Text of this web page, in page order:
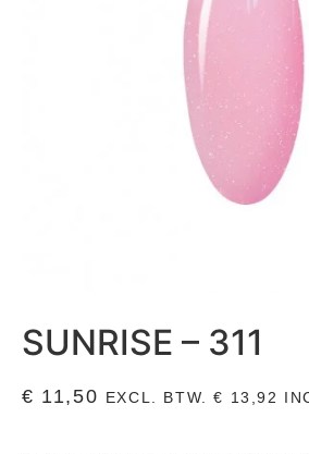
SUNRISE – 311
€ 11,50 EXCL. BTW.€ 13,92